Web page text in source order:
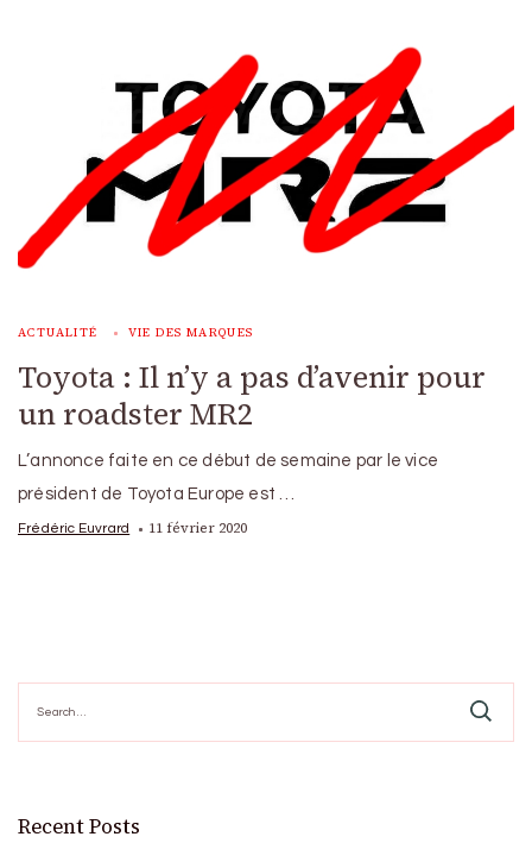
ACTUALITÉ VIE DES MARQUES
Toyota : Il n’y a pas d’avenir pour
un roadster MR2
L’annonce faite en ce début de semaine par le vice
président de Toyota Europe est …
Frédéric Euvrard 11 février 2020
for:
Recent Posts